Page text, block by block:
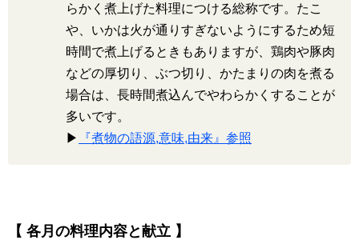
らかく煮上げた料理につける総称です。たこ
や、いかは火が通りすぎないようにするため短
時間で煮上げるときもありますが、鶏肉や豚肉
などの厚切り、ぶつ切り、かたまりの肉を煮る
場合は、長時間煮込んでやわらかくすることが
多いです。
▶
『煮物の語源,意味,由来』参照
【 各月の料理内容と献立 】